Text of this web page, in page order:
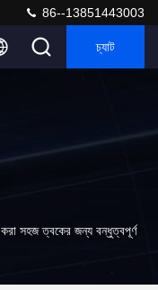
86--13851443003
চ্যাট
করা সহজ ত্বকের জন্য বন্ধুত্বপূর্ণ